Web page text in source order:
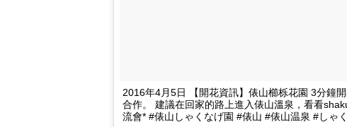
2016年4月5日 【開花資訊】俵山櫛栎花園 3分鐘
合作。 建議在回家的路上進入俵山溫泉，看看
流會* #俵山しゃくなげ園 #俵山 #俵山温泉 #しゃ